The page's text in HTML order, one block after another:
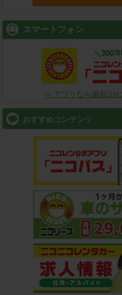
スマートフォン
⇒ アプリなら最短3分
おすすめコンテンツ